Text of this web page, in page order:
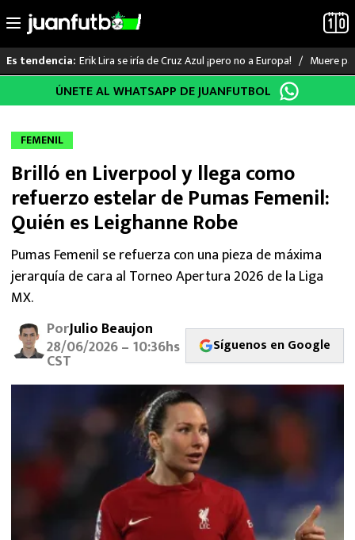
al
Es tendencia: Erik Lira se iría de Cruz Azul ¡pero no a Europa! Muere
LO ÚLTIMO
LIGA MX
RAYADOS
PUMAS
ATLANTE
SELECCIÓN MEXICANA
FUTBOL INTERNACIONAL
MEXICANOS EN EL EXTRANJERO
FUTBOL ESTUFA
ÚNETE AL WHATSAPP DE JUANFUTBOL
FEMENIL
Brilló en Liverpool y llega como
refuerzo estelar de Pumas Femenil:
Quién es Leighanne Robe
Pumas Femenil se refuerza con una pieza de máxima
jerarquía de cara al Torneo Apertura 2026 de la Liga
MX.
PorJulio Beaujon
28/06/2026 – 10:36hs
CST
Síguenos en Google